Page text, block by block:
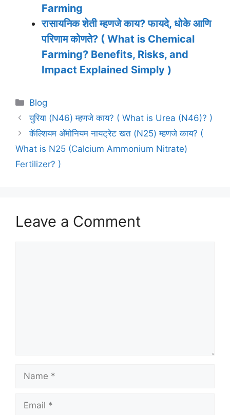
Farming
रासायनिक शेती म्हणजे काय? फायदे, धोके आणि
परिणाम कोणते? ( What is Chemical
Farming? Benefits, Risks, and
Impact Explained Simply )
Categories
Blog
युरिया (N46) म्हणजे काय? ( What is Urea (N46)? )
कॅल्शियम अ‍ॅमोनियम नायट्रेट खत (N25) म्हणजे काय? (
What is N25 (Calcium Ammonium Nitrate)
Fertilizer? )
Leave a Comment
Name
Email